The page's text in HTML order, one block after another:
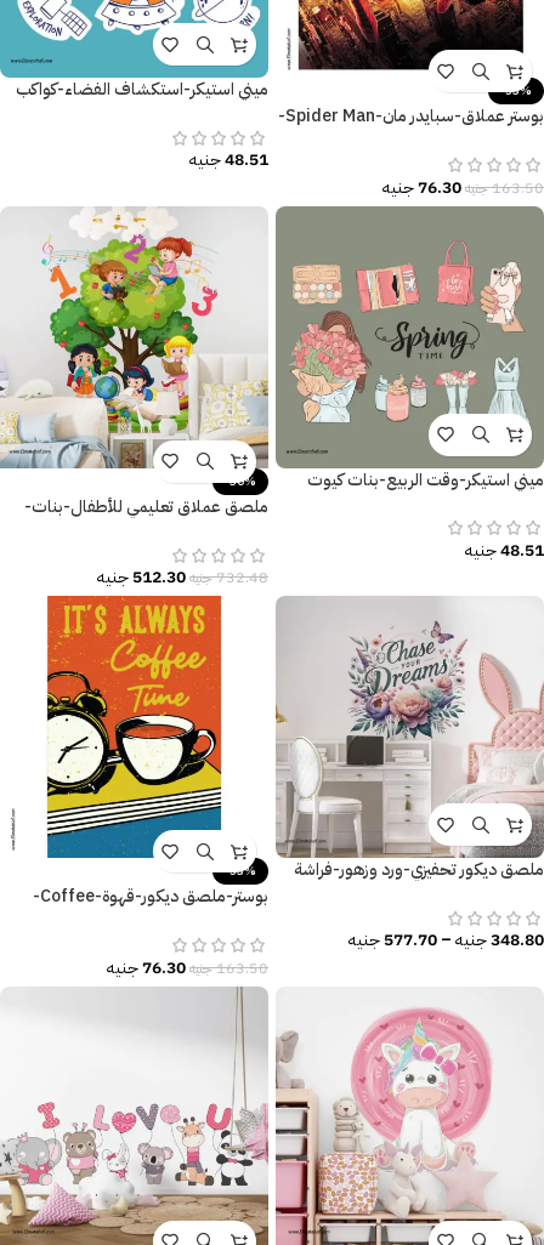
-53%
بوستر عملاق-سبايدر مان-Spider Man-
163.50جنيه76.30جنيه
ميني استيكر-استكشاف الفضاء-كواكب
48.51جنيه
ميني استيكر-وقت الربيع-بنات كيوت
48.51جنيه
-30%
ملصق عملاق تعليمي للأطفال-بنات-
732.48جنيه512.30جنيه
ملصق ديكور تحفيزي-ورد وزهور-فراشة
348.80جنيه–
577.70جنيه
-53%
بوستر-ملصق ديكور-قهوة-Coffee-
163.50جنيه76.30جنيه